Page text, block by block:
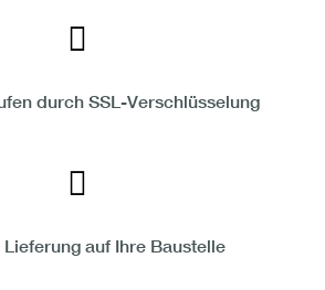
durch SSL-Verschlüsselung
auf Ihre Baustelle